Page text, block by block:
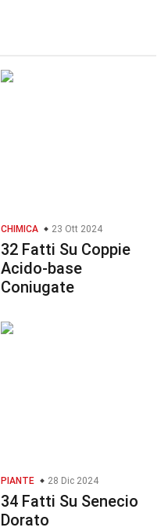
CHIMICA 23 Ott 2024
32 Fatti Su Coppie
Acido-base
Coniugate
PIANTE 28 Dic 2024
34 Fatti Su Senecio
Dorato